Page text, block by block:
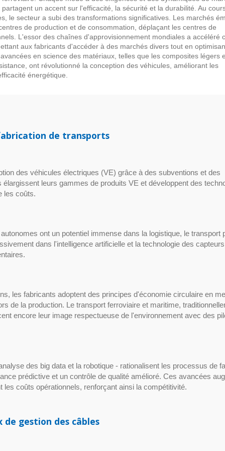
un accent sur l'efficacité, la sécurité et la durabilité. Au
le secteur a subi des transformations significatives. Les marchés
de production et de consommation, déplaçant les centres de
L'essor des chaînes d'approvisionnement mondiales a accéléré
aux fabricants d'accéder à des marchés divers tout en
en science des matériaux, telles que les composites légers
ont révolutionné la conception des véhicules, améliorant les
énergétique.
de transports
des véhicules électriques (VE) grâce à des subventions et des
leurs gammes de produits VE et développent des
les coûts.
ont un potentiel immense dans la logistique, le transport
dans l'intelligence artificielle et la technologie des
les fabricants adoptent des principes d'économie circulaire en
de la production. Le transport ferroviaire et maritime,
encore leur image respectueuse de l'environnement avec des
des big data et la robotique - rationalisent les processus de
prédictive et un contrôle de qualité amélioré. Ces avancées
coûts opérationnels, renforçant ainsi la compétitivité.
gestion des câbles
Serre-câbles